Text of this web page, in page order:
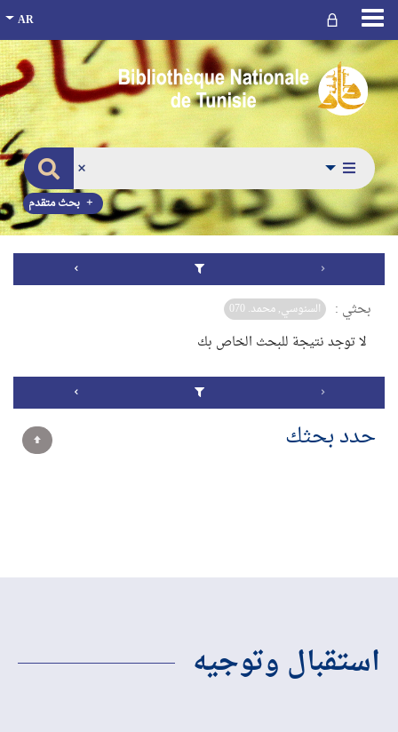
بحث متقدم
بحثي : السنوسي, محمد. 070
لا توجد نتيجة للبحث الخاص بك
حدد بحثك
استقبال وتوجيه